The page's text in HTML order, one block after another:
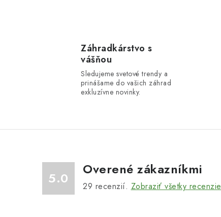
Záhradkárstvo s
vášňou
Sledujeme svetové trendy a
prinášame do vašich záhrad
exkluzívne novinky.
5.0
Overené zákazníkmi
29 recenzií. Zobraziť všetky recenzie